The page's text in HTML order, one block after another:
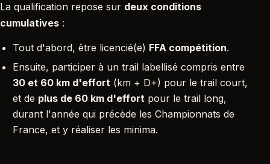
La qualification repose sur deux conditions
cumulatives :
Tout d'abord, être licencié(e) FFA compétition.
Ensuite, participer à un trail labellisé compris entre
30 et 60 km d'effort(km + D+) pour le trail court,
et de plus de 60 km d'effortpour le trail long,
durant l'année qui précède les Championnats de
France, et y réaliser les minima.